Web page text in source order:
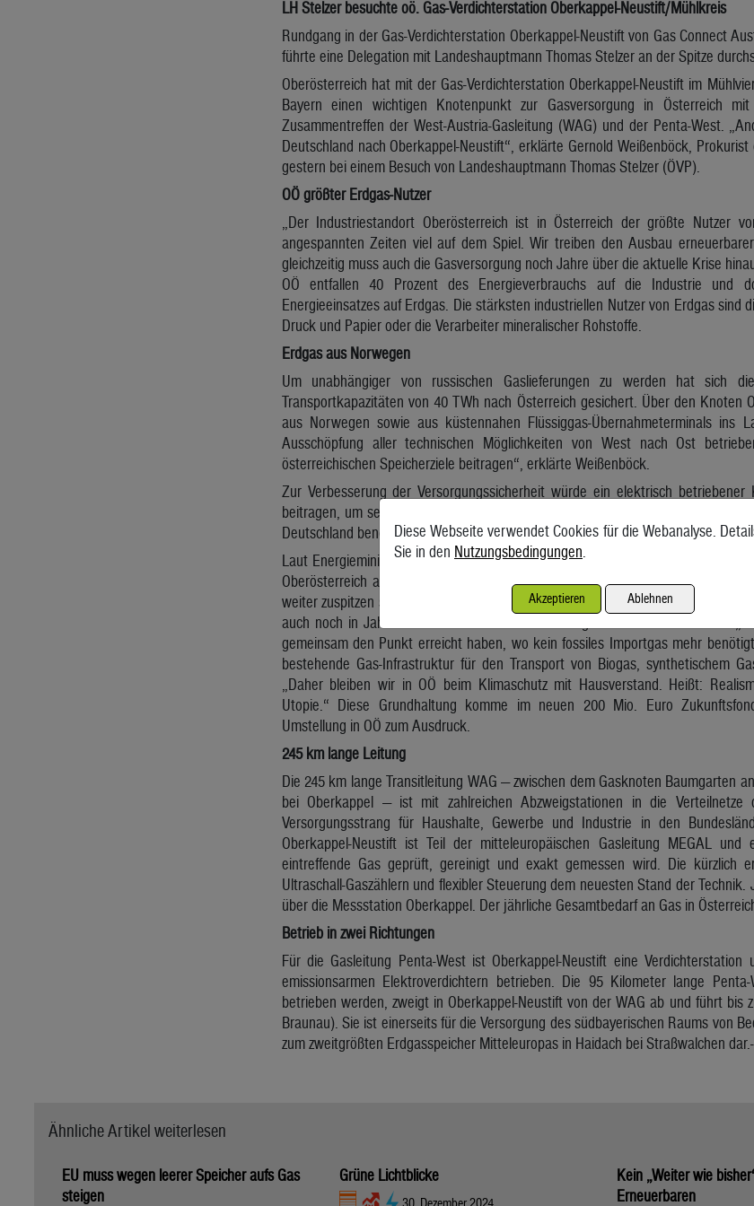
LH Stelzer besuchte oö. Gas-Verdichterstation Oberkappel-Neustift/Mühlkreis
Rundgang in der Gas-Verdichterstation Oberkappel-Neustift von Gas Connect
führte eine Delegation mit Landeshauptmann Thomas Stelzer an der Spitze
Oberösterreich hat mit der Gas-Verdichterstation Oberkappel-Neustift im
Bayern einen wichtigen Knotenpunkt zur Gasversorgung in Österreich
Zusammentreffen der West-Austria-Gasleitung (WAG) und der Penta-West.
Deutschland nach Oberkappel-Neustift“, erklärte Gernold Weißenböck,
gestern bei einem Besuch von Landeshauptmann Thomas Stelzer (ÖVP).
OÖ größter Erdgas-Nutzer
„Der Industriestandort Oberösterreich ist in Österreich der größte Nutzer
angespannten Zeiten viel auf dem Spiel. Wir treiben den Ausbau
gleichzeitig muss auch die Gasversorgung noch Jahre über die aktuelle Krise
OÖ entfallen 40 Prozent des Energieverbrauchs auf die Industrie und
Energieeinsatzes auf Erdgas. Die stärksten industriellen Nutzer von Erdgas sind
Druck und Papier oder die Verarbeiter mineralischer Rohstoffe.
Erdgas aus Norwegen
Um unabhängiger von russischen Gaslieferungen zu werden hat sich
Transportkapazitäten von 40 TWh nach Österreich gesichert. Über den Knoten
aus Norwegen sowie aus küstennahen Flüssiggas-Übernahmeterminals ins
Ausschöpfung aller technischen Möglichkeiten von West nach Ost
österreichischen Speicherziele beitragen“, erklärte Weißenböck.
Zur Verbesserung der Versorgungssicherheit würde ein elektrisch
beitragen, um selbst genug Druck erzeugen zu können, verwies Weißenböck
Deutschland benötige, um den notwendigen Druck zustande zu bringen.
Laut Energieministerium bestehe seit wenigen Wochen ein Übereinkommen
Oberösterreich auch dann noch Gas-Zuflüsse aus dem Nachbarland
weiter zuspitzen sollte, hieß es. Besonders hervorgehoben hat Stelzer, dass
auch noch in Jahrzehnten für die Wettbewerbsfähigkeit des Standortes OÖ
gemeinsam den Punkt erreicht haben, wo kein fossiles Importgas mehr
bestehende Gas-Infrastruktur für den Transport von Biogas, synthetischem
„Daher bleiben wir in OÖ beim Klimaschutz mit Hausverstand. Heißt:
Utopie.“ Diese Grundhaltung komme im neuen 200 Mio. Euro
Umstellung in OÖ zum Ausdruck.
245 km lange Leitung
Die 245 km lange Transitleitung WAG — zwischen dem Gasknoten Baumgarten
bei Oberkappel — ist mit zahlreichen Abzweigstationen in die Verteilnetze
Versorgungsstrang für Haushalte, Gewerbe und Industrie in den
Oberkappel-Neustift ist Teil der mitteleuropäischen Gasleitung MEGAL
eintreffende Gas geprüft, gereinigt und exakt gemessen wird. Die kürzlich
Ultraschall-Gaszählern und flexibler Steuerung dem neuesten Stand der
über die Messstation Oberkappel. Der jährliche Gesamtbedarf an Gas in
Betrieb in zwei Richtungen
Für die Gasleitung Penta-West ist Oberkappel-Neustift eine
emissionsarmen Elektroverdichtern betrieben. Die 95 Kilometer lange
betrieben werden, zweigt in Oberkappel-Neustift von der WAG ab und führt bis
Braunau). Sie ist einerseits für die Versorgung des südbayerischen Raums von
zum zweitgrößten Erdgasspeicher Mitteleuropas in Haidach bei Straßwalchen
Ähnliche Artikel weiterlesen
EU muss wegen leerer Speicher aufs Gas
steigen
Grüne Lichtblicke
Kein „Weiter wie
Erneuerbaren
Diese Webseite verwendet Cookies für die Webanalyse.
Sie in den Nutzungsbedingungen.
Akzeptieren Ablehnen